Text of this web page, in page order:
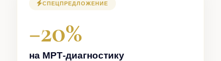
СПЕЦПРЕДЛОЖЕНИЕ
−20%
на МРТ-диагностику